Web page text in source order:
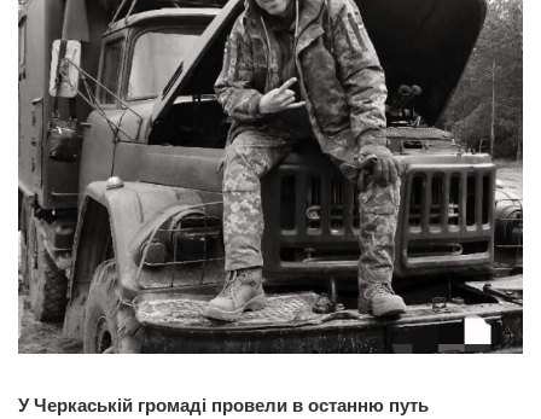
У Черкаській громаді провели в останню путь